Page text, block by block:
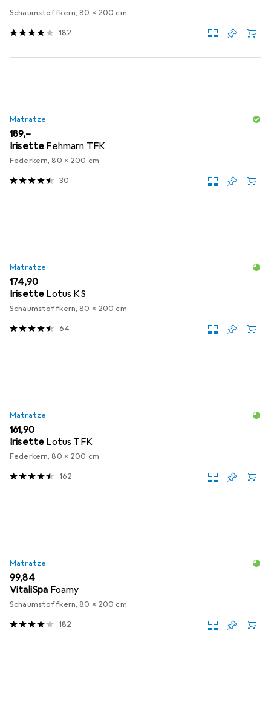
Schaumstoffkern, 80 x 200 cm
182
Matratze
EUR
189,–
Irisette Fehmarn TFK
Federkern, 80 x 200 cm
30
Matratze
EUR
174,90
Irisette Lotus KS
Schaumstoffkern, 80 x 200 cm
64
Matratze
EUR
161,90
Irisette Lotus TFK
Federkern, 80 x 200 cm
162
Matratze
EUR
99,84
VitaliSpa Foamy
Schaumstoffkern, 80 x 200 cm
182